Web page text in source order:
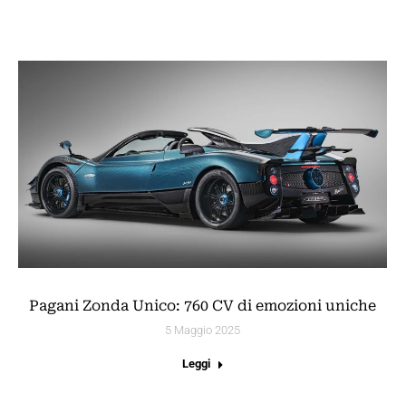
Pagani Zonda Unico: 760 CV di emozioni uniche
5 Maggio 2025
Leggi